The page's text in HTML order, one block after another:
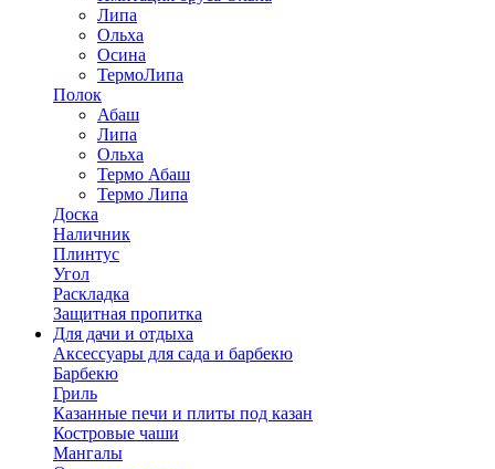
Липа
Ольха
Осина
ТермоЛипа
Полок
Абаш
Липа
Ольха
Термо Абаш
Термо Липа
Доска
Наличник
Плинтус
Угол
Раскладка
Защитная пропитка
Для дачи и отдыха
Аксессуары для сада и барбекю
Барбекю
Гриль
Казанные печи и плиты под казан
Костровые чаши
Мангалы